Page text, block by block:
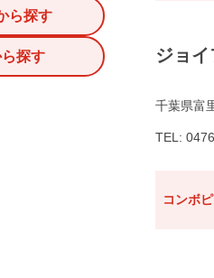
ら探す
探す ジョ
千葉県富
TEL:
コンボ